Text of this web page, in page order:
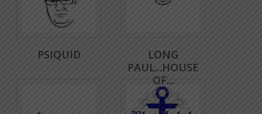
PSIQUID
LONG
PAUL...HOUSE
OF...